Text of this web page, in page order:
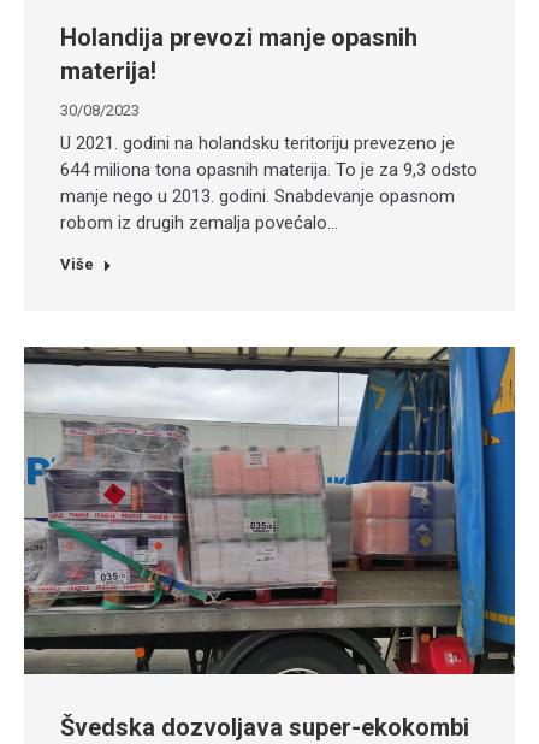
Holandija prevozi manje opasnih
materija!
30/08/2023
U 2021. godini na holandsku teritoriju prevezeno je
644 miliona tona opasnih materija. To je za 9,3 odsto
manje nego u 2013. godini. Snabdevanje opasnom
robom iz drugih zemalja povećalo…
Više
Švedska dozvoljava super-ekokombi